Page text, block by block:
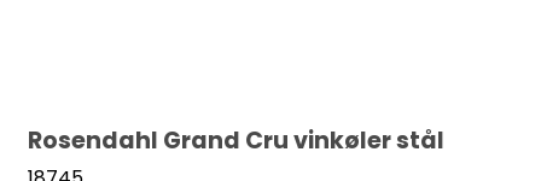
Rosendahl Grand Cru vinkøler stål